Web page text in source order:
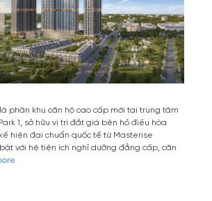
phân khu căn hộ cao cấp mới tại trung tâm
1, sở hữu vị trí đắt giá bên hồ điều hòa
hiện đại chuẩn quốc tế từ Masterise
bật với hệ tiện ích nghỉ dưỡng đẳng cấp, căn